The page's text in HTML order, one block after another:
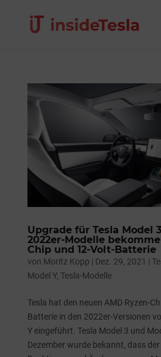
Upgrade für Tesla Model
2022er-Modelle
Chip und 12-Volt-Batterie
von Moritz Kopp | Dez. 29, 2021 |
Model Y, Tesla-Modelle
Tesla hat den neuen AMD Ryzen-
Batterie in den 2022er-Versionen
Y eingeführt. Tesla Model 3 und
Dezember wurde bekannt, dass